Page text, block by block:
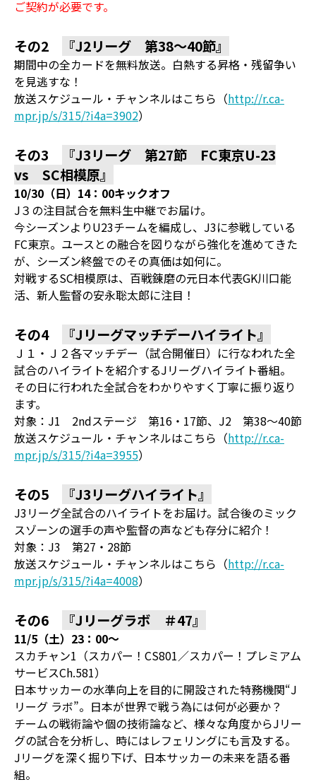
ご契約が必要です。
その2 『J2リーグ 第38～40節』
期間中の全カードを無料放送。白熱する昇格・残留争い
を見逃すな！
放送スケジュール・チャンネルはこちら（http://r.ca-
mpr.jp/s/315/?i4a=3902）
その3
『J3リーグ 第27節 FC東京U-23
vs SC相模原』
10/30（日）14：00キックオフ
J３の注目試合を無料生中継でお届け。
今シーズンよりU23チームを編成し、J3に参戦している
FC東京。ユースとの融合を図りながら強化を進めてきた
が、シーズン終盤でのその真価は如何に。
対戦するSC相模原は、百戦錬磨の元日本代表GK川口能
活、新人監督の安永聡太郎に注目！
その4 『Jリーグマッチデーハイライト』
Ｊ１・Ｊ２各マッチデー（試合開催日）に行なわれた全
試合のハイライトを紹介するJリーグハイライト番組。
その日に行われた全試合をわかりやすく丁寧に振り返り
ます。
対象：J1 2ndステージ 第16・17節、J2 第38～40節
放送スケジュール・チャンネルはこちら（http://r.ca-
mpr.jp/s/315/?i4a=3955）
その5 『J3リーグハイライト』
J3リーグ全試合のハイライトをお届け。試合後のミック
スゾーンの選手の声や監督の声なども存分に紹介！
対象：J3 第27・28節
放送スケジュール・チャンネルはこちら（http://r.ca-
mpr.jp/s/315/?i4a=4008）
その6 『Jリーグラボ ＃47』
11/5（土）23：00～
スカチャン1（スカパー！CS801／スカパー！プレミアム
サービスCh.581）
日本サッカーの水準向上を目的に開設された特務機関“J
リーグ ラボ”。日本が世界で戦う為には何が必要か？
チームの戦術論や個の技術論など、様々な角度からJリー
グの試合を分析し、時にはレフェリングにも言及する。
Jリーグを深く掘り下げ、日本サッカーの未来を語る番
組。